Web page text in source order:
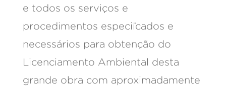
e todos os serviços e
procedimentos especiïcados e
necessários para obtenção do
Licenciamento Ambiental desta
grande obra com aproximadamente